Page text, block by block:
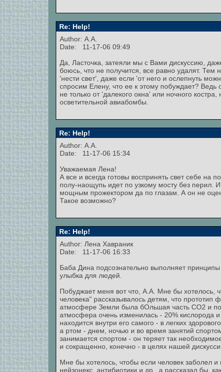
Re: Help!
Author: А.А.
Date: 11-17-06 09:49
Да, Ласточка, затеяли мы с Вами дискуссию,
боюсь, что не получится, все равно удалят.
'нести свет', даже если 'от него и ослепнуть
спросим Елену, что ее к этому побуждает? Ведь
не только от 'далекого окна' или ночного
осветительной авиабомбы.
Re: Help!
Author: А.А.
Date: 11-17-06 15:34
Уважаемая Лена!
А все и всегда готовы воспринять свет себе на
полу-наощупь идет по узкому мосту без перил.
мощным прожектором да по глазам. А он не
Такое возможно?
Re: Help!
Author: Лена Хавраник
Date: 11-17-06 16:33
Баба Дина подсознательно выполняет
улыбка для людей.
Побуджает меня вот что, А.А. Мне бы хотелось,
человека" рассказывалось детям, что прототип
атмосфере Земли была бОльшая часть СО2 и
атмосфера очень изменилась - 20% кислорода
находится внутри его самого - в легких
а ртом - днем, ночью и во время занятий
занимается спортом - он теряет так
и сокращенно, конечно - в целях нашей
Мне бы хотелось, чтобы если человек заболел
нейзонекс, антибиотики и др., а рассказал бы,